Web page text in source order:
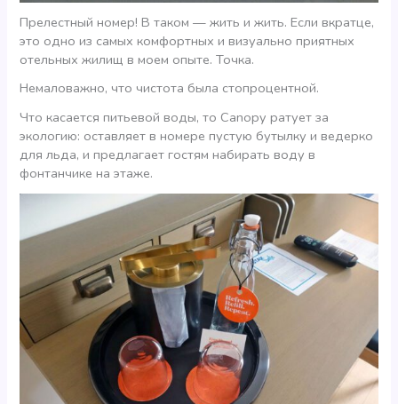
Прелестный номер! В таком — жить и жить. Если вкратце,
это одно из самых комфортных и визуально приятных
отельных жилищ в моем опыте. Точка.
Немаловажно, что чистота была стопроцентной.
Что касается питьевой воды, то Canopy ратует за
экологию: оставляет в номере пустую бутылку и ведерко
для льда, и предлагает гостям набирать воду в
фонтанчике на этаже.